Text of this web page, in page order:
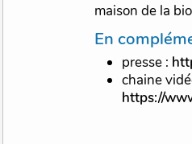
maison de la
En
presse :
chaine
https://